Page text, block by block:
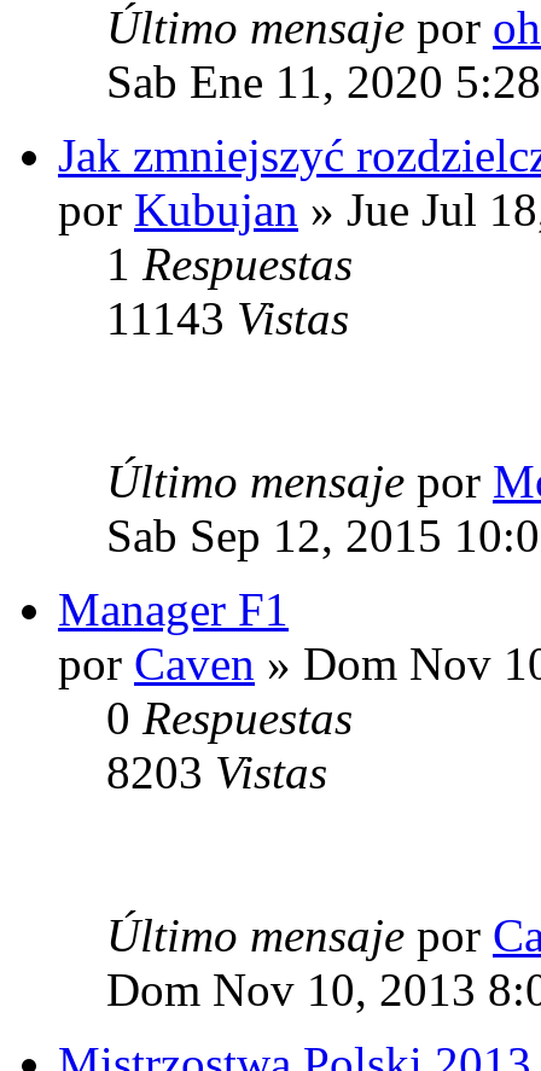
Último mensaje por
Sab Ene 11, 2020
Jak zmniejszyć
por Kubujan » Jue Jul
1 Respuestas
11143 Vistas
Último mensaje por
Sab Sep 12, 2015
Manager F1
por Caven » Dom Nov
0 Respuestas
8203 Vistas
Último mensaje por
Dom Nov 10, 2013